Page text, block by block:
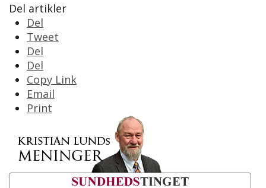
Del artikler
Del
Tweet
Del
Del
Copy Link
Email
Print